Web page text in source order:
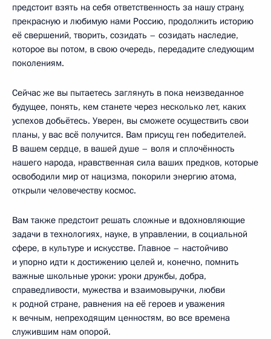
предстоит взять на себя ответственность за нашу страну,
прекрасную и любимую нами Россию, продолжить историю
её свершений, творить, созидать – созидать наследие,
которое вы потом, в свою очередь, передадите следующим
поколениям.
Сейчас же вы пытаетесь заглянуть в пока неизведанное
будущее, понять, кем станете через несколько лет, каких
успехов добьётесь. Уверен, вы сможете осуществить свои
планы, у вас всё получится. Вам присущ ген победителей.
В вашем сердце, в вашей душе – воля и сплочённость
нашего народа, нравственная сила ваших предков, которые
освободили мир от нацизма, покорили энергию атома,
открыли человечеству космос.
Вам также предстоит решать сложные и вдохновляющие
задачи в технологиях, науке, в управлении, в социальной
сфере, в культуре и искусстве. Главное – настойчиво
и упорно идти к достижению целей и, конечно, помнить
важные школьные уроки: уроки дружбы, добра,
справедливости, мужества и взаимовыручки, любви
к родной стране, равнения на её героев и уважения
к вечным, непреходящим ценностям, во все времена
служившим нам опорой.